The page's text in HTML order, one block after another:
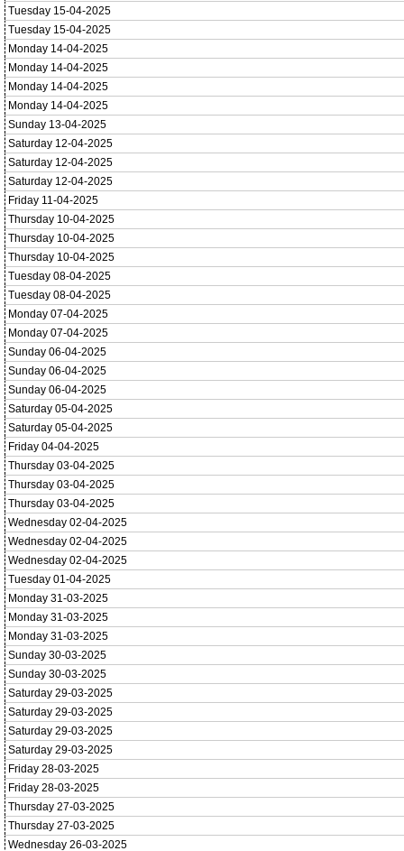
Tuesday 15-04-2025
Tuesday 15-04-2025
Monday 14-04-2025
Monday 14-04-2025
Monday 14-04-2025
Monday 14-04-2025
Sunday 13-04-2025
Saturday 12-04-2025
Saturday 12-04-2025
Saturday 12-04-2025
Friday 11-04-2025
Thursday 10-04-2025
Thursday 10-04-2025
Thursday 10-04-2025
Tuesday 08-04-2025
Tuesday 08-04-2025
Monday 07-04-2025
Monday 07-04-2025
Sunday 06-04-2025
Sunday 06-04-2025
Sunday 06-04-2025
Saturday 05-04-2025
Saturday 05-04-2025
Friday 04-04-2025
Thursday 03-04-2025
Thursday 03-04-2025
Thursday 03-04-2025
Wednesday 02-04-2025
Wednesday 02-04-2025
Wednesday 02-04-2025
Tuesday 01-04-2025
Monday 31-03-2025
Monday 31-03-2025
Monday 31-03-2025
Sunday 30-03-2025
Sunday 30-03-2025
Saturday 29-03-2025
Saturday 29-03-2025
Saturday 29-03-2025
Saturday 29-03-2025
Friday 28-03-2025
Friday 28-03-2025
Thursday 27-03-2025
Thursday 27-03-2025
Wednesday 26-03-2025